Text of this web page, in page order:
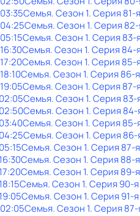
03:35Семья. Сезон 1. Серия 81-я
04:25Семья. Сезон 1. Серия
05:15Семья. Сезон 1. Серия 83-
16:30Семья. Сезон 1. Серия 84-
17:20Семья. Сезон 1. Серия 85-
18:10Семья. Сезон 1. Серия 86-я
19:05Семья. Сезон 1. Серия 87-
02:05Семья. Сезон 1. Серия 83-
02:50Семья. Сезон 1. Серия 84-
03:40Семья. Сезон 1. Серия 85-
04:25Семья. Сезон 1. Серия 86-
05:15Семья. Сезон 1. Серия 87-я
16:30Семья. Сезон 1. Серия 88-я
17:20Семья. Сезон 1. Серия 89-я
18:15Семья. Сезон 1. Серия 90-я
19:05Семья. Сезон 1. Серия 91-я
02:05Семья. Сезон 1. Серия 87-